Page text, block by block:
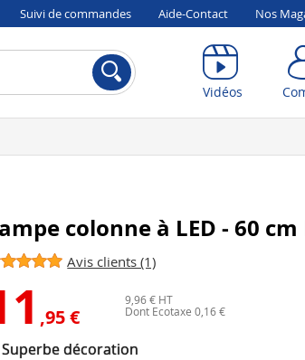
Suivi de commandes Aide-Contact Nos
Vidéos
colonne à LED - 60 cm
Avis clients (1)
,95 €
9,96 € HT
Dont Ecotaxe 0,16 €
Superbe décoration
Compte